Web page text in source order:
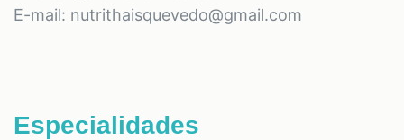
E-mail: nutrithaisquevedo@gmail.com
Especialidades